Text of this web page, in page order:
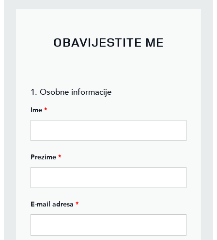
OBAVIJESTITE ME
1. Osobne informacije
Ime *
Prezime *
E-mail adresa *